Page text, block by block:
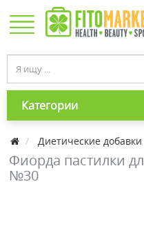
Категории
Диетические добавки
Фиорда пастилки
№30